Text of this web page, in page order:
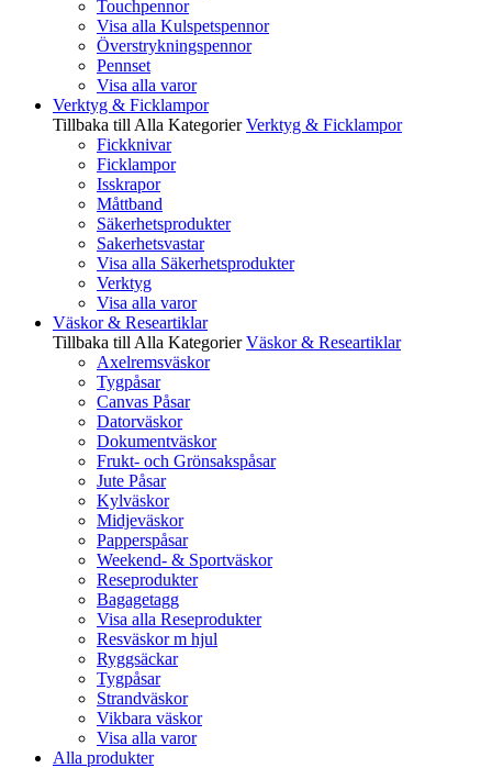
Touchpennor
Visa alla Kulspetspennor
Överstrykningspennor
Pennset
Visa alla varor
Verktyg & Ficklampor
Tillbaka till Alla Kategorier Verktyg & Ficklampor
Fickknivar
Ficklampor
Isskrapor
Måttband
Säkerhetsprodukter
Sakerhetsvastar
Visa alla Säkerhetsprodukter
Verktyg
Visa alla varor
Väskor & Researtiklar
Tillbaka till Alla Kategorier Väskor & Researtiklar
Axelremsväskor
Tygpåsar
Canvas Påsar
Datorväskor
Dokumentväskor
Frukt- och Grönsakspåsar
Jute Påsar
Kylväskor
Midjeväskor
Papperspåsar
Weekend- & Sportväskor
Reseprodukter
Bagagetagg
Visa alla Reseprodukter
Resväskor m hjul
Ryggsäckar
Tygpåsar
Strandväskor
Vikbara väskor
Visa alla varor
Alla produkter